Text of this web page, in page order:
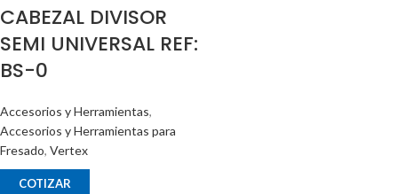
CABEZAL DIVISOR
SEMI UNIVERSAL REF:
BS-0
Accesorios y Herramientas,
Accesorios y Herramientas para
Fresado, Vertex
COTIZAR